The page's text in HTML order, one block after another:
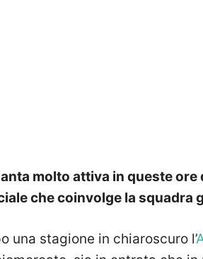
molto attiva in queste
che coinvolge la squadra
una stagione in chiaroscuro l’